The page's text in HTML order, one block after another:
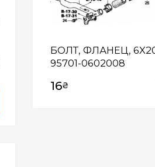
БОЛТ, ФЛАНЕЦ,
95701-0602008
16₴